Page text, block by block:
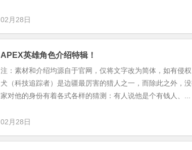
02月28日
APEX英雄角色介绍特辑！
注：素材和介绍均源自于官网，仅将文字改为简体，如有侵
犬（科技追踪者）是边疆最厉害的猎人之一，而除此之外，
家对他的身份有着各式各样的猜测：有人说他是个有钱人、...
02月28日